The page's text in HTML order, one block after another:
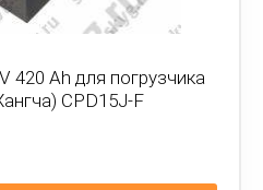
420 Ah для погрузчика
CPD15J-F